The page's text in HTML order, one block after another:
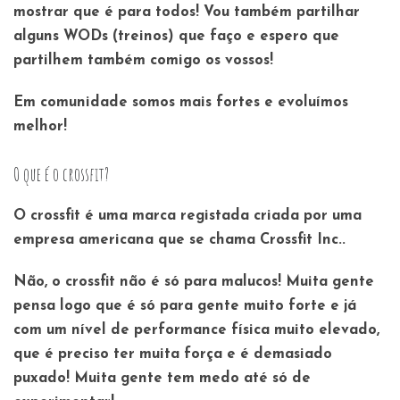
mostrar que é para todos! Vou também partilhar
alguns WODs (treinos) que faço e espero que
partilhem também comigo os vossos!
Em comunidade somos mais fortes e evoluímos
melhor!
O que é o crossfit?
O crossfit é uma marca registada criada por uma
empresa americana que se chama Crossfit Inc..
Não, o crossfit não é só para malucos! Muita gente
pensa logo que é só para gente muito forte e já
com um nível de performance física muito elevado,
que é preciso ter muita força e é demasiado
puxado! Muita gente tem medo até só de